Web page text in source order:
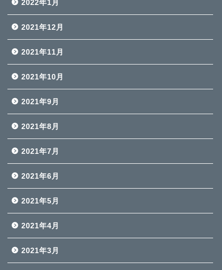
2022年1月
2021年12月
2021年11月
2021年10月
2021年9月
2021年8月
2021年7月
2021年6月
2021年5月
2021年4月
2021年3月